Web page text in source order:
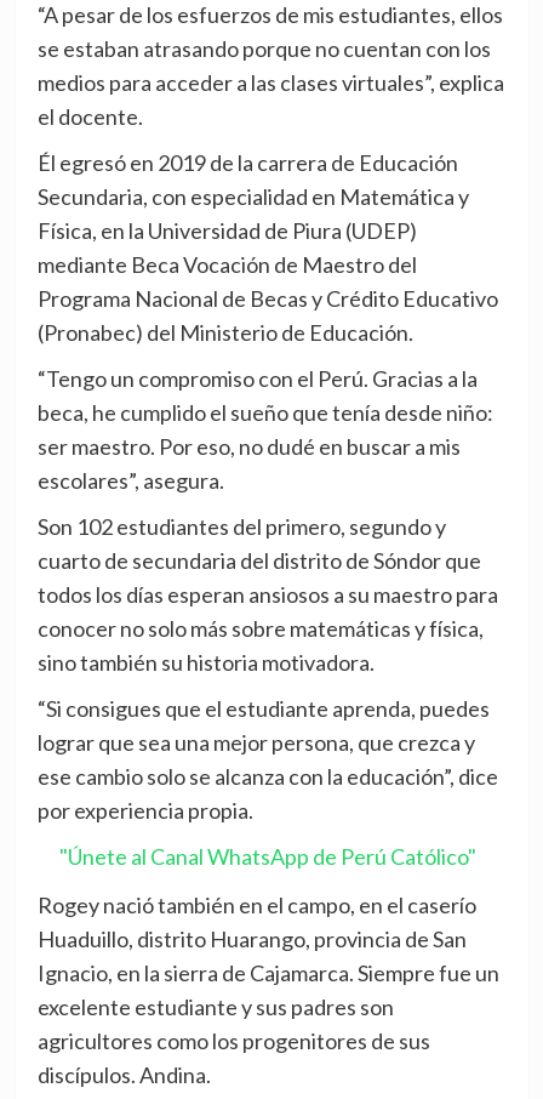
“A pesar de los esfuerzos de mis estudiantes, ellos
se estaban atrasando porque no cuentan con los
medios para acceder a las clases virtuales”, explica
el docente.
Él egresó en 2019 de la carrera de Educación
Secundaria, con especialidad en Matemática y
Física, en la Universidad de Piura (UDEP)
mediante Beca Vocación de Maestro del
Programa Nacional de Becas y Crédito Educativo
(Pronabec) del Ministerio de Educación.
“Tengo un compromiso con el Perú. Gracias a la
beca, he cumplido el sueño que tenía desde niño:
ser maestro. Por eso, no dudé en buscar a mis
escolares”, asegura.
Son 102 estudiantes del primero, segundo y
cuarto de secundaria del distrito de Sóndor que
todos los días esperan ansiosos a su maestro para
conocer no solo más sobre matemáticas y física,
sino también su historia motivadora.
“Si consigues que el estudiante aprenda, puedes
lograr que sea una mejor persona, que crezca y
ese cambio solo se alcanza con la educación”, dice
por experiencia propia.
"Únete al Canal WhatsApp de Perú Católico"
Rogey nació también en el campo, en el caserío
Huaduillo, distrito Huarango, provincia de San
Ignacio, en la sierra de Cajamarca. Siempre fue un
excelente estudiante y sus padres son
agricultores como los progenitores de sus
discípulos. Andina.